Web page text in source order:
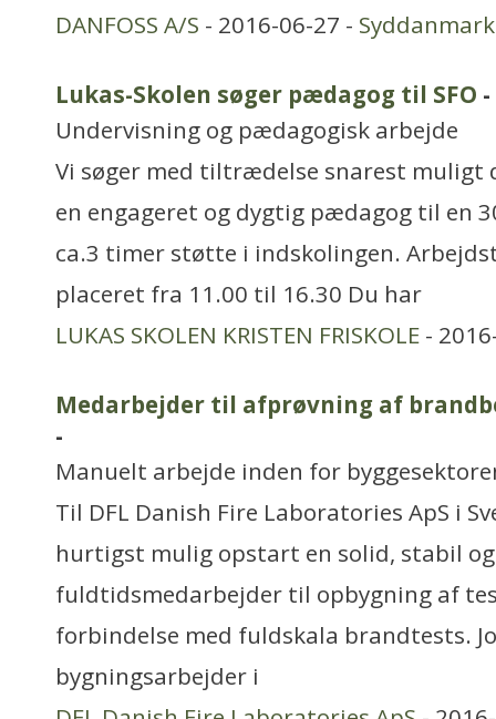
DANFOSS A/S - 2016-06-27 - Syddanmark
Lukas-Skolen søger pædagog til SFO -
Undervisning og pædagogisk arbejde
Vi søger med tiltrædelse snarest muligt
en engageret og dygtig pædagog til en
ca.3 timer støtte i indskolingen.
placeret fra 11.00 til 16.30 Du har
LUKAS SKOLEN KRISTEN FRISKOLE -
Medarbejder til afprøvning af
-
Manuelt arbejde inden for
Til DFL Danish Fire Laboratories ApS i
hurtigst mulig opstart en solid, stabil
fuldtidsmedarbejder til opbygning af
forbindelse med fuldskala brandtests.
bygningsarbejder i